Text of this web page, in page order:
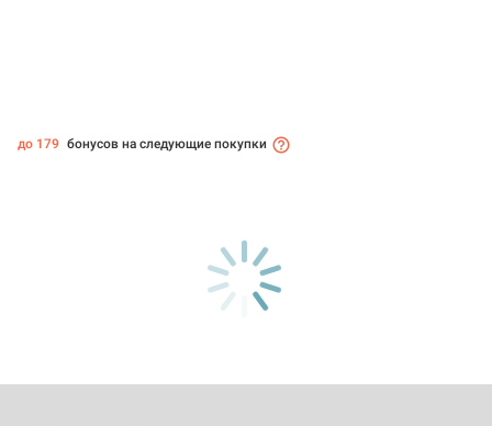
до 179 бонусов на следующие покупки